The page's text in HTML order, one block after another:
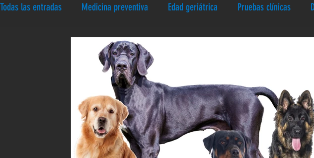
Todas las entradas Medicina preventiva Edad geriátrica Pruebas clínicas